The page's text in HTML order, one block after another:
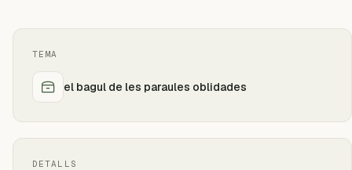
TEMA
el bagul de les paraules oblidades
DETALLS